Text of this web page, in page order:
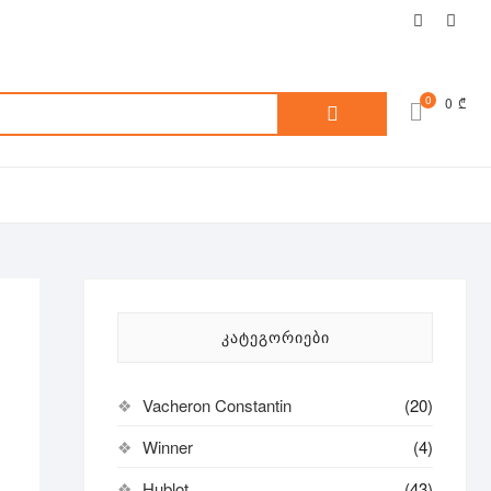
facebook
0 0 ₾
ᲙᲐᲢᲔᲒᲝᲠᲘᲔᲑᲘ
Vacheron Constantin
(20)
Winner
(4)